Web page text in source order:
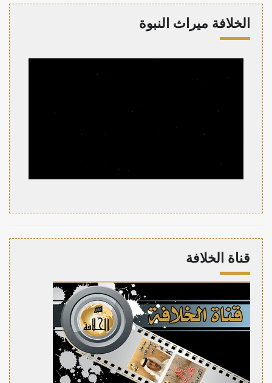
الخلافة ميراث النبوة
قناة الخلافة